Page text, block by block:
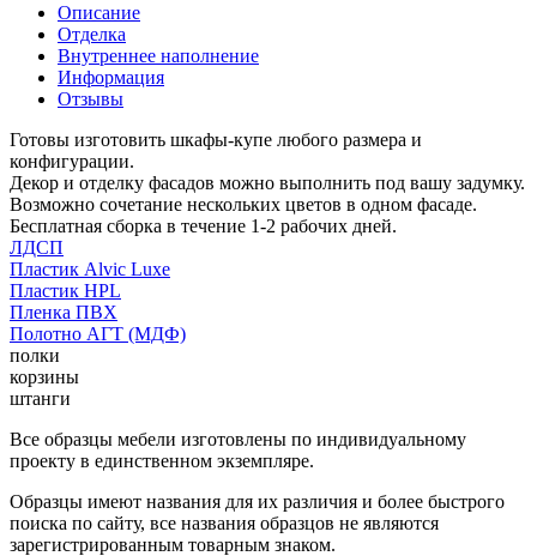
Описание
Отделка
Внутреннее наполнение
Информация
Отзывы
Готовы изготовить шкафы-купе любого размера и
конфигурации.
Декор и отделку фасадов можно выполнить под вашу задумку.
Возможно сочетание нескольких цветов в одном фасаде.
Бесплатная сборка в течение 1-2 рабочих дней.
ЛДСП
Пластик Alvic Luxe
Пластик HPL
Пленка ПВХ
Полотно АГТ (МДФ)
полки
корзины
штанги
Все образцы мебели изготовлены по индивидуальному
проекту в единственном экземпляре.
Образцы имеют названия для их различия и более быстрого
поиска по сайту, все названия образцов не являются
зарегистрированным товарным знаком.